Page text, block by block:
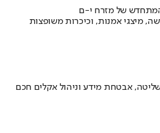
המתחדש של מזרח י-ם
מיצגי אמנות, וכיכרות משופצות
אבטחת מידע וניהול אקלים חכם